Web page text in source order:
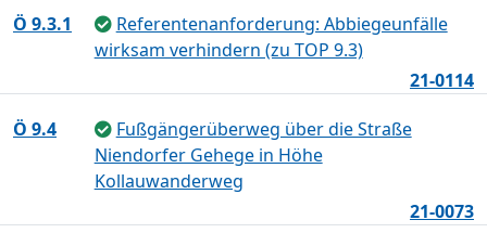
Ö 9.3.1
Referentenanforderung: Abbiegeunfälle
wirksam verhindern (zu TOP 9.3)
21-0114
Ö 9.4
Fußgängerüberweg über die Straße
Niendorfer Gehege in Höhe
Kollauwanderweg
21-0073